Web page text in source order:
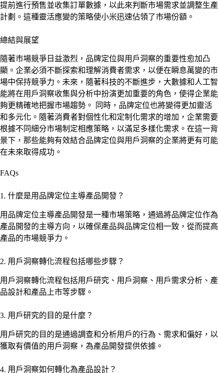
提前進行預售並收集訂單數據，以此來判斷市場需求並調整生產
計劃。這種靈活應變的策略使小米迅速佔領了市場份額。
總結與展望
隨著市場競爭日益激烈，品牌定位與用戶洞察的重要性愈加凸
顯。企業必須不斷探索和理解消費者需求，以便在瞬息萬變的市
場中保持競爭力。未來，隨著科技的不斷進步，大數據和人工智
能將在用戶洞察收集與分析中扮演更加重要的角色，使得企業能
夠更精確地把握市場趨勢。 同時，品牌定位也將變得更加靈活
和多元化。隨著消費者對個性化和定制化需求的增加，企業需要
根據不同細分市場制定相應策略，以滿足多樣化需求。在這一背
景下，那些能夠有效結合品牌定位與用戶洞察的企業將更有可能
在未來取得成功。
FAQs
1. 什麼是用品牌定位主導產品開發？
用品牌定位主導產品開發是一種市場策略，通過將品牌定位作為
產品開發的主導方向，以確保產品與品牌定位相一致，從而提高
產品的市場競爭力。
2. 用戶洞察轉化流程包括哪些步驟？
用戶洞察轉化流程包括用戶研究、用戶洞察、用戶需求分析、產
品設計和產品上市等步驟。
3. 用戶研究的目的是什麼？
用戶研究的目的是通過調查和分析用戶的行為、需求和偏好，以
獲取有價值的用戶洞察，為產品開發提供依據。
4. 用戶洞察如何轉化為產品設計？